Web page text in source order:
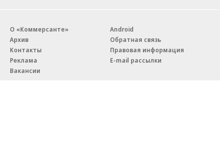
О «Коммерсанте»
Архив
Контакты
Реклама
Вакансии
Android
Обратная связь
Правовая информация
E-mail рассылки